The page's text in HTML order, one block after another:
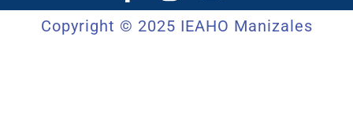
Copyright © 2025 IEAHO Manizales